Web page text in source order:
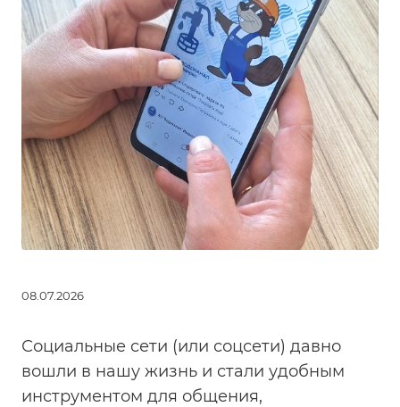
08.07.2026
Социальные сети (или соцсети) давно
вошли в нашу жизнь и стали удобным
инструментом для общения,